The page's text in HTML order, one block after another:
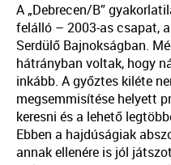
A „Debrecen/B”
felálló – 2003-as csapat,
Serdülő Bajnokságban.
hátrányban voltak, hogy
inkább. A győztes kiléte
megsemmisítése helyett
keresni és a lehető
Ebben a hajdúságiak
annak ellenére is jól